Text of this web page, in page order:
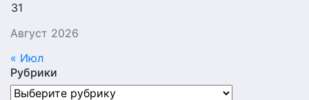
Август 2026
31
« Июл
Рубрики
Рубрики